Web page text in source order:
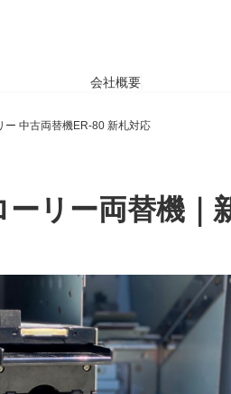
会社概要
ー 中古両替機ER-80 新札対応
ーリー両替機｜